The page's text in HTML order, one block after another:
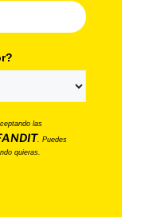
las
. Puedes
quieras.